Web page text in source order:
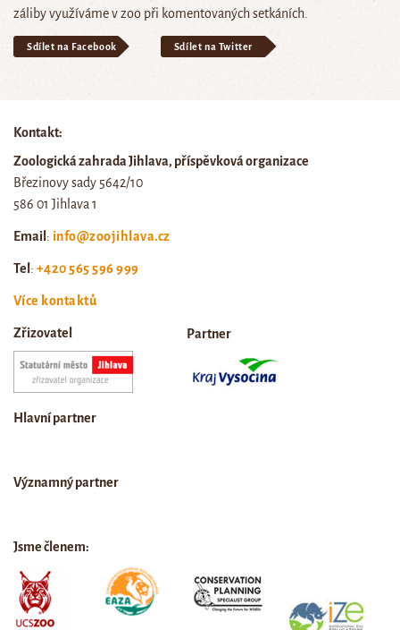
záliby využíváme v zoo při komentovaných setkáních.
Sdílet na Facebook Sdílet na Twitter
Kontakt:
Zoologická zahrada Jihlava, příspěvková organizace
Březinovy sady 5642/10
586 01 Jihlava 1
Email : info@zoojihlava.cz
Tel : +420 565 596 999
Více kontaktů
Zřizovatel Partner
Hlavní partner
Významný partner
Jsme členem: